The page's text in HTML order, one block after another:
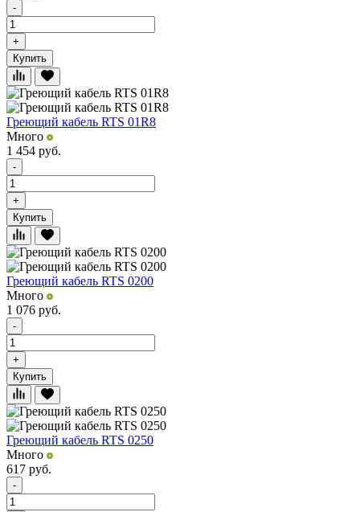
-
+
Купить
Греющий кабель RTS 01R8
Много
1 454 руб.
-
+
Купить
Греющий кабель RTS 0200
Много
1 076 руб.
-
+
Купить
Греющий кабель RTS 0250
Много
617 руб.
-